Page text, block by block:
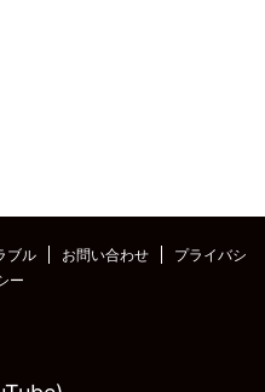
ブル お問い合わせ
プライバシ
ー